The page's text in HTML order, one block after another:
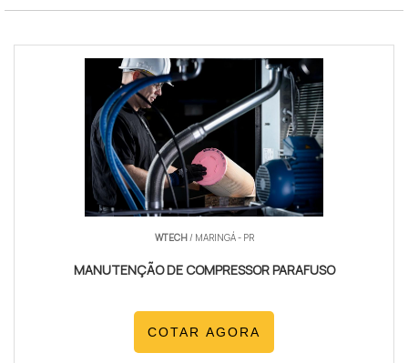
WTECH/ MARINGÁ - PR
MANUTENÇÃO DE COMPRESSOR PARAFUSO
COTAR AGORA